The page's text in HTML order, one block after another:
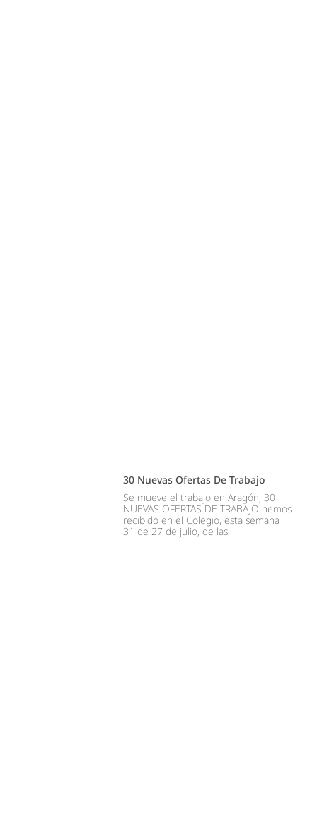
30 Nuevas Ofertas De Trabajo
Se mueve el trabajo en Aragón, 30
NUEVAS OFERTAS DE TRABAJO hemos
recibido en el Colegio, esta semana
31 de 27 de julio, de las